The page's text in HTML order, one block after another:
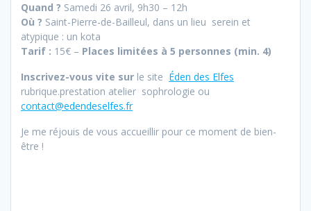
Quand ? Samedi 26 avril, 9h30 – 12h
Où ? Saint-Pierre-de-Bailleul, dans un lieu serein et
atypique : un kota
Tarif : 15€ – Places limitées à 5 personnes (min. 4)
Inscrivez-vous vite sur le site Éden des Elfes
rubrique.prestation atelier sophrologie ou
contact@edendeselfes.fr
Je me réjouis de vous accueillir pour ce moment de bien-
être !